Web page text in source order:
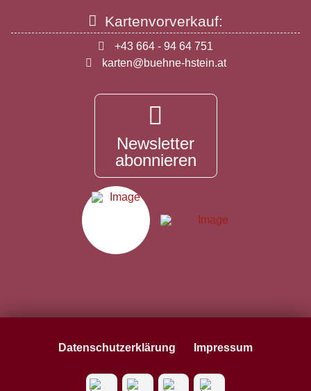
Kartenvorverkauf:
+43 664 - 94 64 751
karten@buehne-hstein.at
Newsletter
abonnieren
Datenschutzerklärung Impressum